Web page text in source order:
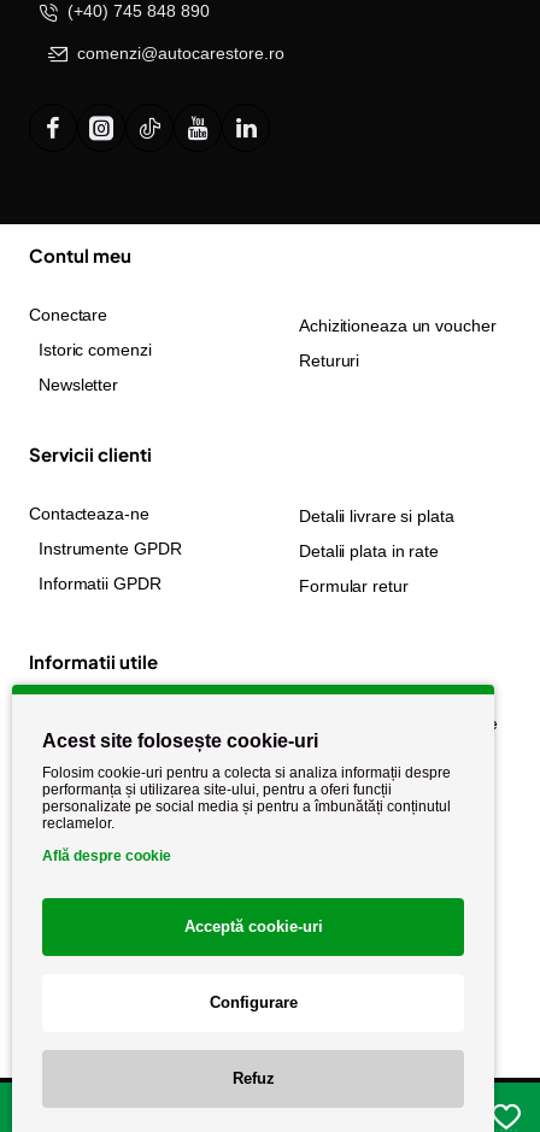
(+40) 745 848 890
comenzi@autocarestore.ro
Contul meu
Conectare
Istoric comenzi
Newsletter
Achizitioneaza un voucher
Retururi
Servicii clienti
Contacteaza-ne
Instrumente GPDR
Informatii GPDR
Detalii livrare si plata
Detalii plata in rate
Formular retur
Informatii utile
Politica de cookie
Politica de confidențialitate
Termeni si conditii
Acest site folosește cookie-uri
Folosim cookie-uri pentru a colecta si analiza informații despre
performanța și utilizarea site-ului, pentru a oferi funcții
personalizate pe social media și pentru a îmbunătăți conținutul
reclamelor.
Află despre cookie
Acceptă cookie-uri
Configurare
Refuz